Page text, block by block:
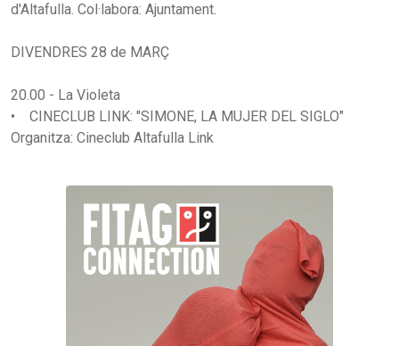
d'Altafulla. Col·labora: Ajuntament.
DIVENDRES 28 de MARÇ
20.00 - La Violeta
• CINECLUB LINK: "SIMONE, LA MUJER DEL SIGLO"
Organitza: Cineclub Altafulla Link